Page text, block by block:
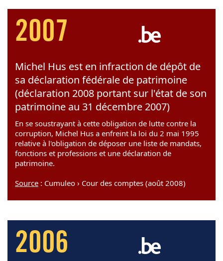
2007
Michel Hus est en infraction de dépôt de
sa déclaration fédérale de patrimoine
(déclaration 2008 portant sur l'état de son
patrimoine au 31 décembre 2007)
En se soustrayant à cette obligation de lutte contre la
corruption, Michel Hus a enfreint la loi du 2 mai 1995
relative à l'obligation de déposer une liste de mandats,
fonctions et professions et une déclaration de
patrimoine.
Source : Cumuleo › Cour des comptes (août 2008)
2006